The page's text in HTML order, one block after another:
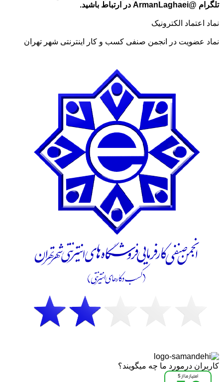
تلگرام @ArmanLaghaei در ارتباط باشید.
نماد اعتماد الکترونیک
نماد عضویت در انجمن صنفی کسب و کار اینترنتی شهر تهران
کاربران درمورد ما چه میگویند؟